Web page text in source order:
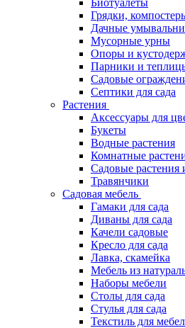
Грядки,
Дачные
Мусорные урны
Опоры и
Парники и
Садовые
Септики для сада
Растения
Аксессуары для
Букеты
Водные растения
Комнатные
Садовые растения
Травянчики
Садовая мебель
Гамаки для сада
Диваны для сада
Качели садовые
Кресло для сада
Лавка, скамейка
Мебель из
Наборы мебели
Столы для сада
Стулья для сада
Текстиль для